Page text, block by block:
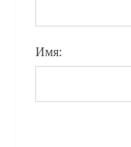
Имя: